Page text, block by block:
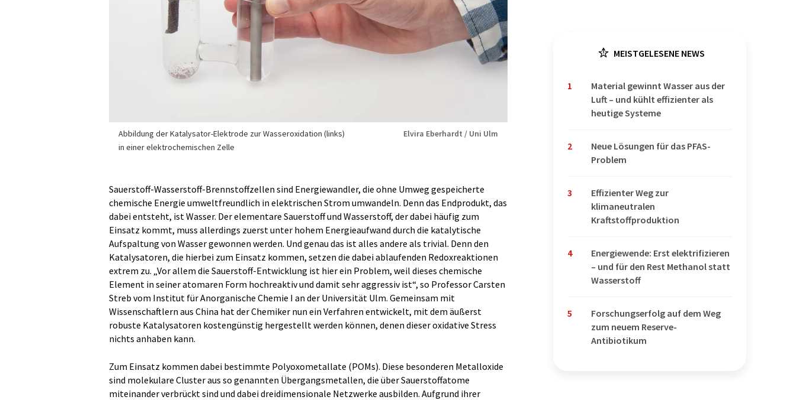
Abbildung der Katalysator-Elektrode zur Wasseroxidation (links)
in einer elektrochemischen Zelle
Elvira Eberhardt / Uni Ulm
Sauerstoff-Wasserstoff-Brennstoffzellen sind Energiewandler, die ohne Umweg gespeicherte
chemische Energie umweltfreundlich in elektrischen Strom umwandeln. Denn das Endprodukt, das
dabei entsteht, ist Wasser. Der elementare Sauerstoff und Wasserstoff, der dabei häufig zum
Einsatz kommt, muss allerdings zuerst unter hohem Energieaufwand durch die katalytische
Aufspaltung von Wasser gewonnen werden. Und genau das ist alles andere als trivial. Denn den
Katalysatoren, die hierbei zum Einsatz kommen, setzen die dabei ablaufenden Redoxreaktionen
extrem zu. „Vor allem die Sauerstoff-Entwicklung ist hier ein Problem, weil dieses chemische
Element in seiner atomaren Form hochreaktiv und damit sehr aggressiv ist“, so Professor Carsten
Streb vom Institut für Anorganische Chemie I an der Universität Ulm. Gemeinsam mit
Wissenschaftlern aus China hat der Chemiker nun ein Verfahren entwickelt, mit dem äußerst
robuste Katalysatoren kostengünstig hergestellt werden können, denen dieser oxidative Stress
nichts anhaben kann.
Zum Einsatz kommen dabei bestimmte Polyoxometallate (POMs). Diese besonderen Metalloxide
sind molekulare Cluster aus so genannten Übergangsmetallen, die über Sauerstoffatome
miteinander verbrückt sind und dabei dreidimensionale Netzwerke ausbilden. Aufgrund ihrer
MEISTGELESENE NEWS
1
Material gewinnt Wasser aus der
Luft – und kühlt effizienter als
heutige Systeme
2
Neue Lösungen für das PFAS-
Problem
3
Effizienter Weg zur
klimaneutralen
Kraftstoffproduktion
4
Energiewende: Erst elektrifizieren
– und für den Rest Methanol statt
Wasserstoff
5
Forschungserfolg auf dem Weg
zum neuem Reserve-
Antibiotikum